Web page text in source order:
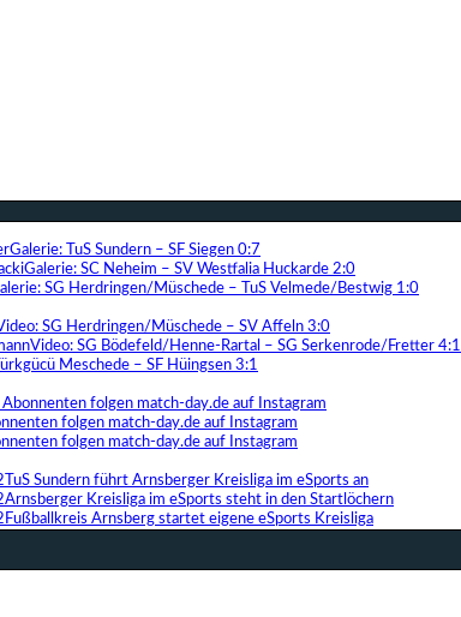
Galerie: TuS Sundern – SF Siegen 0:7
Galerie: SC Neheim – SV Westfalia Huckarde 2:0
SG Herdringen/Müschede – TuS Velmede/Bestwig 1:0
SG Herdringen/Müschede – SV Affeln 3:0
Video: SG Bödefeld/Henne-Rartal – SG Serkenrode/Fretter 4:1
Meschede – SF Hüingsen 3:1
folgen match-day.de auf Instagram
folgen match-day.de auf Instagram
folgen match-day.de auf Instagram
TuS Sundern führt Arnsberger Kreisliga im eSports an
Arnsberger Kreisliga im eSports steht in den Startlöchern
Fußballkreis Arnsberg startet eigene eSports Kreisliga